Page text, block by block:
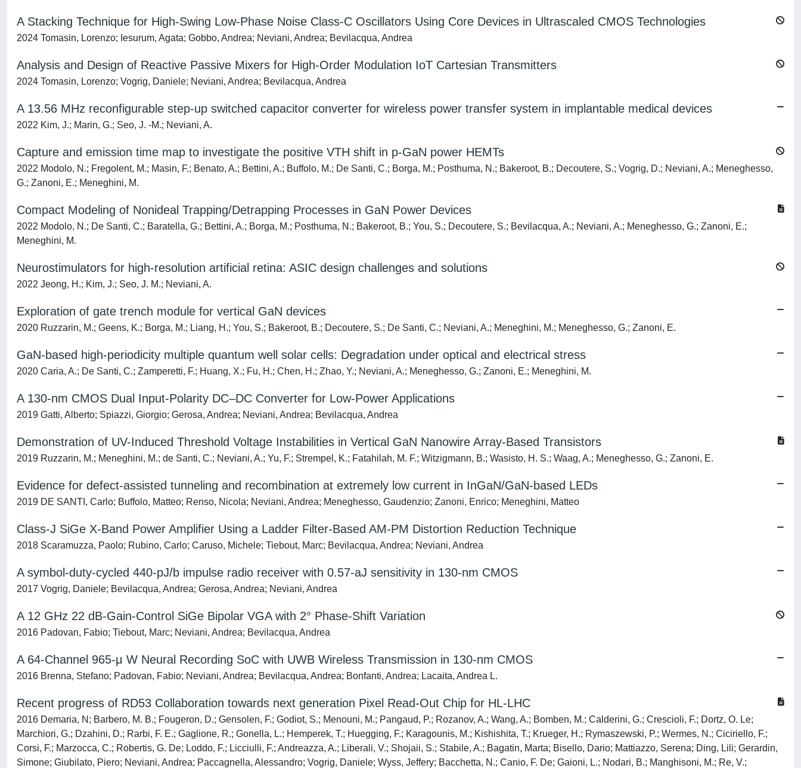
A Stacking Technique for High-Swing Low-Phase Noise Class-C Oscillators Using Core Devices in Ultrascaled CMOS Technologies
2024 Tomasin, Lorenzo; Iesurum, Agata; Gobbo, Andrea; Neviani, Andrea; Bevilacqua, Andrea
Analysis and Design of Reactive Passive Mixers for High-Order Modulation IoT Cartesian Transmitters
2024 Tomasin, Lorenzo; Vogrig, Daniele; Neviani, Andrea; Bevilacqua, Andrea
A 13.56 MHz reconfigurable step-up switched capacitor converter for wireless power transfer system in implantable medical devices
2022 Kim, J.; Marin, G.; Seo, J. -M.; Neviani, A.
Capture and emission time map to investigate the positive VTH shift in p-GaN power HEMTs
2022 Modolo, N.; Fregolent, M.; Masin, F.; Benato, A.; Bettini, A.; Buffolo, M.; De Santi, C.; Borga, M.; Posthuma, N.; Bakeroot, B.; Decoutere, S.; Vogrig, D.; Neviani, A.; Meneghesso,
G.; Zanoni, E.; Meneghini, M.
Compact Modeling of Nonideal Trapping/Detrapping Processes in GaN Power Devices
2022 Modolo, N.; De Santi, C.; Baratella, G.; Bettini, A.; Borga, M.; Posthuma, N.; Bakeroot, B.; You, S.; Decoutere, S.; Bevilacqua, A.; Neviani, A.; Meneghesso, G.; Zanoni, E.;
Meneghini, M.
Neurostimulators for high-resolution artificial retina: ASIC design challenges and solutions
2022 Jeong, H.; Kim, J.; Seo, J. M.; Neviani, A.
Exploration of gate trench module for vertical GaN devices
2020 Ruzzarin, M.; Geens, K.; Borga, M.; Liang, H.; You, S.; Bakeroot, B.; Decoutere, S.; De Santi, C.; Neviani, A.; Meneghini, M.; Meneghesso, G.; Zanoni, E.
GaN-based high-periodicity multiple quantum well solar cells: Degradation under optical and electrical stress
2020 Caria, A.; De Santi, C.; Zamperetti, F.; Huang, X.; Fu, H.; Chen, H.; Zhao, Y.; Neviani, A.; Meneghesso, G.; Zanoni, E.; Meneghini, M.
A 130-nm CMOS Dual Input-Polarity DC–DC Converter for Low-Power Applications
2019 Gatti, Alberto; Spiazzi, Giorgio; Gerosa, Andrea; Neviani, Andrea; Bevilacqua, Andrea
Demonstration of UV-Induced Threshold Voltage Instabilities in Vertical GaN Nanowire Array-Based Transistors
2019 Ruzzarin, M.; Meneghini, M.; de Santi, C.; Neviani, A.; Yu, F.; Strempel, K.; Fatahilah, M. F.; Witzigmann, B.; Wasisto, H. S.; Waag, A.; Meneghesso, G.; Zanoni, E.
Evidence for defect-assisted tunneling and recombination at extremely low current in InGaN/GaN-based LEDs
2019 DE SANTI, Carlo; Buffolo, Matteo; Renso, Nicola; Neviani, Andrea; Meneghesso, Gaudenzio; Zanoni, Enrico; Meneghini, Matteo
Class-J SiGe X-Band Power Amplifier Using a Ladder Filter-Based AM-PM Distortion Reduction Technique
2018 Scaramuzza, Paolo; Rubino, Carlo; Caruso, Michele; Tiebout, Marc; Bevilacqua, Andrea; Neviani, Andrea
A symbol-duty-cycled 440-pJ/b impulse radio receiver with 0.57-aJ sensitivity in 130-nm CMOS
2017 Vogrig, Daniele; Bevilacqua, Andrea; Gerosa, Andrea; Neviani, Andrea
A 12 GHz 22 dB-Gain-Control SiGe Bipolar VGA with 2° Phase-Shift Variation
2016 Padovan, Fabio; Tiebout, Marc; Neviani, Andrea; Bevilacqua, Andrea
A 64-Channel 965-μ W Neural Recording SoC with UWB Wireless Transmission in 130-nm CMOS
2016 Brenna, Stefano; Padovan, Fabio; Neviani, Andrea; Bevilacqua, Andrea; Bonfanti, Andrea; Lacaita, Andrea L.
Recent progress of RD53 Collaboration towards next generation Pixel Read-Out Chip for HL-LHC
2016 Demaria, N; Barbero, M. B.; Fougeron, D.; Gensolen, F.; Godiot, S.; Menouni, M.; Pangaud, P.; Rozanov, A.; Wang, A.; Bomben, M.; Calderini, G.; Crescioli, F.; Dortz, O. Le;
Marchiori, G.; Dzahini, D.; Rarbi, F. E.; Gaglione, R.; Gonella, L.; Hemperek, T.; Huegging, F.; Karagounis, M.; Kishishita, T.; Krueger, H.; Rymaszewski, P.; Wermes, N.; Ciciriello, F.;
Corsi, F.; Marzocca, C.; Robertis, G. De; Loddo, F.; Licciulli, F.; Andreazza, A.; Liberali, V.; Shojaii, S.; Stabile, A.; Bagatin, Marta; Bisello, Dario; Mattiazzo, Serena; Ding, Lili; Gerardin,
Simone; Giubilato, Piero; Neviani, Andrea; Paccagnella, Alessandro; Vogrig, Daniele; Wyss, Jeffery; Bacchetta, N.; Canio, F. De; Gaioni, L.; Nodari, B.; Manghisoni, M.; Re, V.;